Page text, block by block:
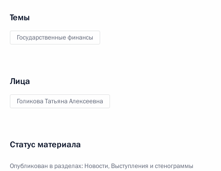
Темы
Государственные финансы
Лица
Голикова Татьяна Алексеевна
Статус материала
Опубликован в разделах: Новости, Выступления и стенограммы